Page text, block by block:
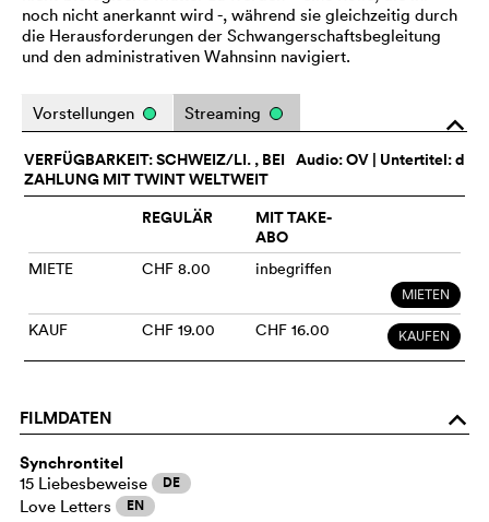
noch nicht anerkannt wird -, während sie gleichzeitig durch
die Herausforderungen der Schwangerschaftsbegleitung
und den administrativen Wahnsinn navigiert.
o
Vorstellungen Streaming
Audio:OV | Untertitel: d
VERFÜGBARKEIT: SCHWEIZ/LI. , BEI
ZAHLUNG MIT TWINT WELTWEIT
REGULÄR
MIT TAKE-
ABO
MIETE CHF 8.00 inbegriffen
MIETEN
KAUF CHF 19.00 CHF 16.00 KAUFEN
FILMDATEN o
Synchrontitel
15 Liebesbeweise DE
Love Letters EN